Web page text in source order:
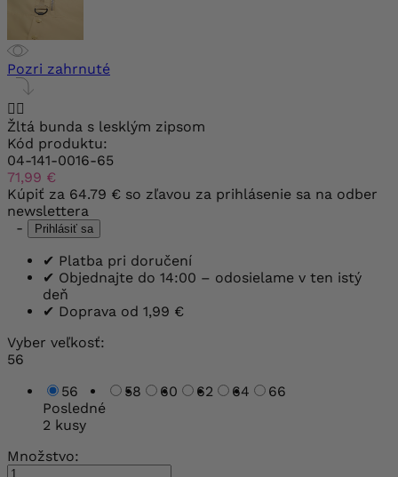
Pozri zahrnuté

Žltá bunda s lesklým zipsom
Kód produktu:
04-141-0016-65
71,99 €
Kúpiť za 64.79 € so zľavou za prihlásenie sa na odber
newslettera
-
Prihlásiť sa
✔ Platba pri doručení
✔ Objednajte do 14:00 – odosielame v ten istý
deň
✔ Doprava od 1,99 €
Vyber veľkosť:
56
56
Posledné
2 kusy
58 60 62 64 66
Množstvo: